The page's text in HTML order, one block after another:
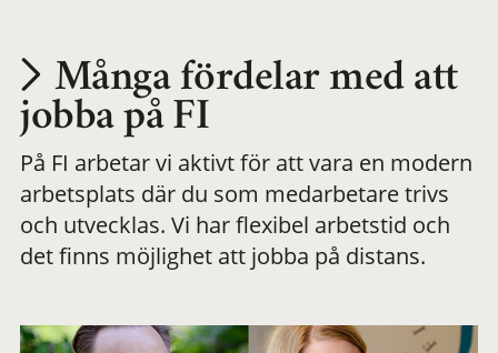
Utvecklas på en
meningsfull och
flexibel
Många fördelar med att
jobba på FI
På FI arbetar vi aktivt för att vara en modern
arbetsplats där du som medarbetare trivs
och utvecklas. Vi har flexibel arbetstid och
det finns möjlighet att jobba på distans.